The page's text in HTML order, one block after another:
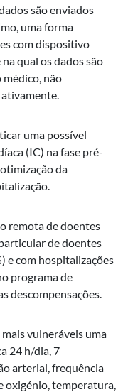
são enviados
uma forma
com dispositivo
qual os dados são
não
uma possível
(IC) na fase pré-
da
remota de doentes
de doentes
e com hospitalizações
programa de
descompensações.
vulneráveis uma
24 h/dia, 7
arterial, frequência
oxigénio, temperatura,